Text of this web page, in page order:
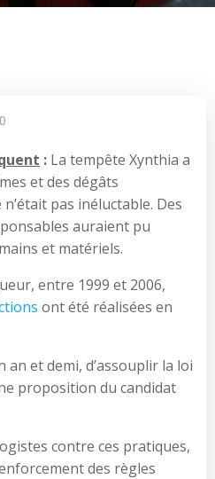
: La tempête Xynthia a
et des dégâts
pas inéluctable. Des
auraient pu
et matériels.
entre 1999 et 2006,
ont été réalisées en
an et demi, d’assouplir la loi
proposition du candidat
contre ces pratiques,
des règles